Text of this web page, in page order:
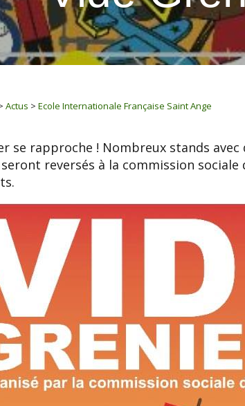
Actus >Ecole Internationale Française Saint Ange
se rapproche ! Nombreux stands
reversés à la commission